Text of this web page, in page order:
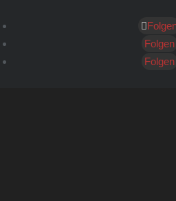
Folgen
Folgen